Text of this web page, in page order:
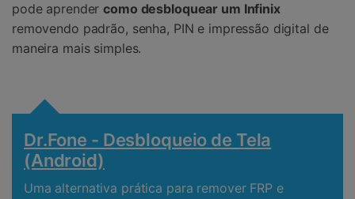
pode aprendercomo desbloquear um Infinix
removendo padrão, senha, PIN e impressão digital de
maneira mais simples.
Dr.Fone - Desbloqueio de Tela
(Android)
Uma alternativa prática para remover FRP e